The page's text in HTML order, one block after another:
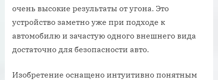
очень высокие результаты от угона. Это
устройство заметно уже при подходе к
автомобилю и зачастую одного внешнего вида
достаточно для безопасности авто.
Изобретение оснащено интуитивно понятным